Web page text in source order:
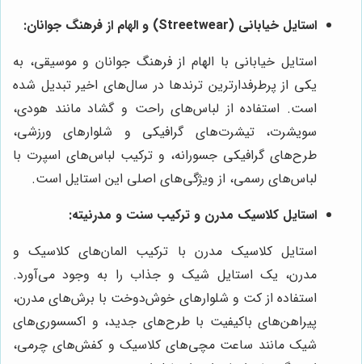
استایل خیابانی (Streetwear) و الهام از فرهنگ جوانان:
استایل خیابانی با الهام از فرهنگ جوانان و موسیقی، به
یکی از پرطرفدارترین ترندها در سال‌های اخیر تبدیل شده
است. استفاده از لباس‌های راحت و گشاد مانند هودی،
سویشرت، تیشرت‌های گرافیکی و شلوارهای ورزشی،
طرح‌های گرافیکی جسورانه، و ترکیب لباس‌های اسپرت با
لباس‌های رسمی، از ویژگی‌های اصلی این استایل است.
استایل کلاسیک مدرن و ترکیب سنت و مدرنیته:
استایل کلاسیک مدرن با ترکیب المان‌های کلاسیک و
مدرن، یک استایل شیک و جذاب را به وجود می‌آورد.
استفاده از کت و شلوارهای خوش‌دوخت با برش‌های مدرن،
پیراهن‌های باکیفیت با طرح‌های جدید، و اکسسوری‌های
شیک مانند ساعت مچی‌های کلاسیک و کفش‌های چرمی،